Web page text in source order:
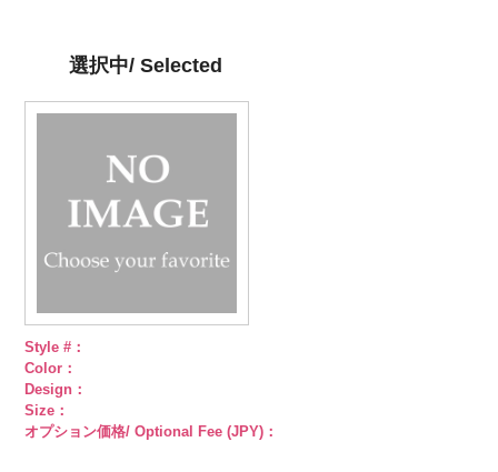
シルバー 蝶
大ボタン
直径23mm／
小ボタン直径
ゴールド
柄 大ボタン
直径23mm／
小ボタン直径
インストーン
選択中/ Selected
Style #：
Color：
Design：
Size：
オプション価格/ Optional Fee (JPY)：